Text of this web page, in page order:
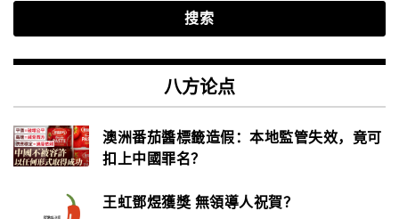
八方论点
澳洲番茄醬標籤造假：本地監管失效，竟可
扣上中國罪名？
王虹鄧煜獲獎 無領導人祝賀？